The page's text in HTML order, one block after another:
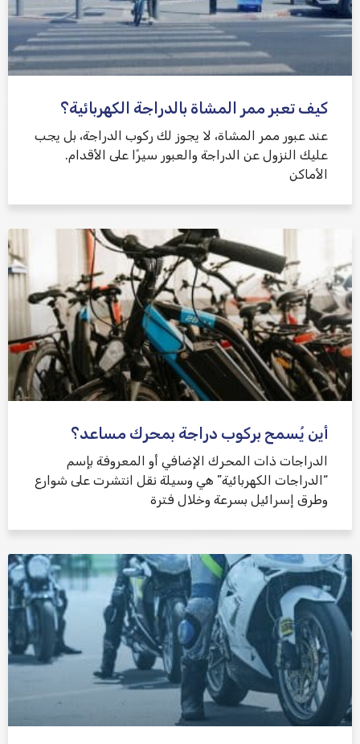
كيف تعبر ممر المشاة بالدراجة الكهربائية؟
عند عبور ممر المشاة، لا يجوز لك ركوب الدراجة، بل يجب
عليك النزول عن الدراجة والعبور سيرًا على الأقدام.
الأماكن
أين يُسمح بركوب دراجة بمحرك مساعد؟
الدراجات ذات المحرك الإضافي أو المعروفة بإسم
“الدراجات الكهربائية” هي وسيلة نقل انتشرت على شوارع
وطرق إسرائيل بسرعة وخلال فترة